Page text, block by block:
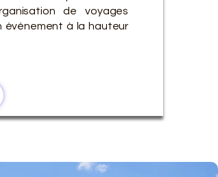
de voyages
événement à la hauteur